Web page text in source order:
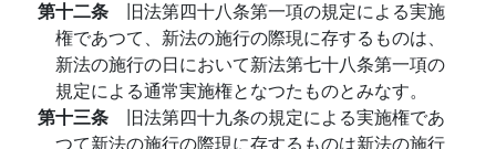
第十二条 旧法第四十八条第一項の規定による実施
権であつて、新法の施行の際現に存するものは、
新法の施行の日において新法第七十八条第一項の
規定による通常実施権となつたものとみなす。
第十三条 旧法第四十九条の規定による実施権であ
つて新法の施行の際現に存するものは新法の施行